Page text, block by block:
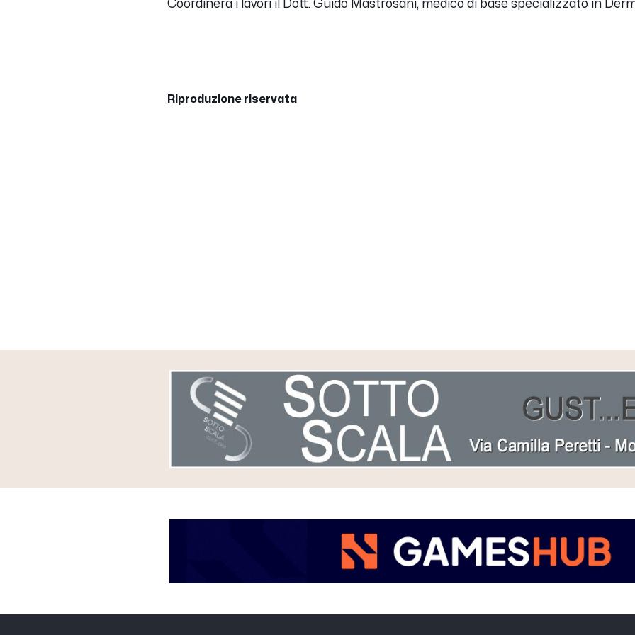
Coordinerà i lavori il Dott. Guido Mastrosani, medico di base specializzato in
Riproduzione riservata